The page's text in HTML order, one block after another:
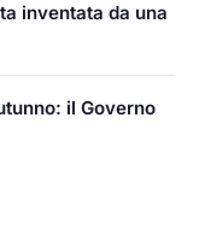
inventata da una
il Governo